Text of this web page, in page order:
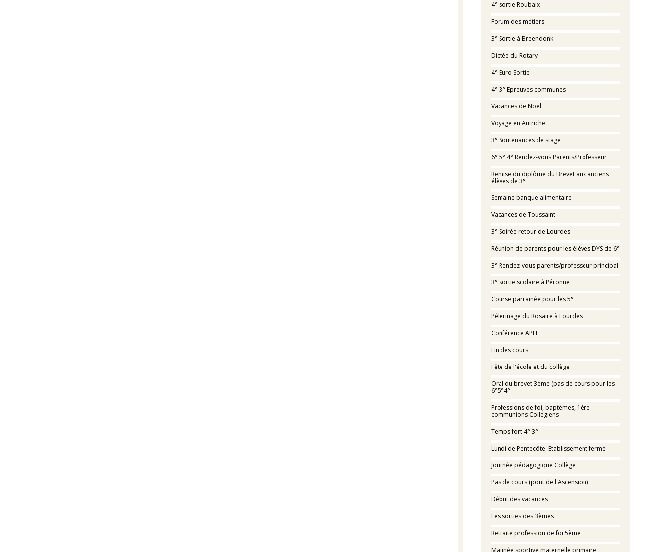
4° sortie Roubaix
Forum des métiers
3° Sortie à Breendonk
Dictée du Rotary
4° Euro Sortie
4° 3° Epreuves communes
Vacances de Noël
Voyage en Autriche
3° Soutenances de stage
6° 5° 4° Rendez-vous Parents/Professeur
Remise du diplôme du Brevet aux anciens
élèves de 3°
Semaine banque alimentaire
Vacances de Toussaint
3° Soirée retour de Lourdes
Réunion de parents pour les élèves DYS de 6°
3° Rendez-vous parents/professeur principal
3° sortie scolaire à Péronne
Course parrainée pour les 5°
Pèlerinage du Rosaire à Lourdes
Conférence APEL
Fin des cours
Fête de l'école et du collège
Oral du brevet 3ème (pas de cours pour les
6°5°4°
Professions de foi, baptêmes, 1ère
communions Collégiens
Temps fort 4° 3°
Lundi de Pentecôte. Etablissement fermé
Journée pédagogique Collège
Pas de cours (pont de l'Ascension)
Début des vacances
Les sorties des 3èmes
Retraite profession de foi 5ème
Matinée sportive maternelle primaire